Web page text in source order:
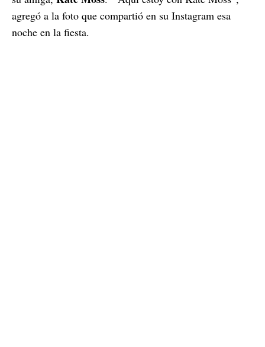
agregó a la foto que compartió en su Instagram esa
noche en la fiesta.